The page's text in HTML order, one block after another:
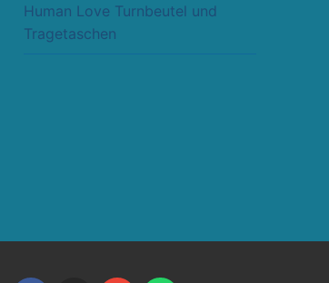
Human Love Turnbeutel und
Tragetaschen